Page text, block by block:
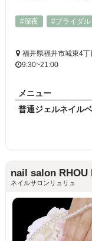
#深夜
#ブライダル
福井県福井市城東4
9:30~21:00
メニュー
普通ジェルネイル
nail salon RHOU
ネイルサロンリュリュ